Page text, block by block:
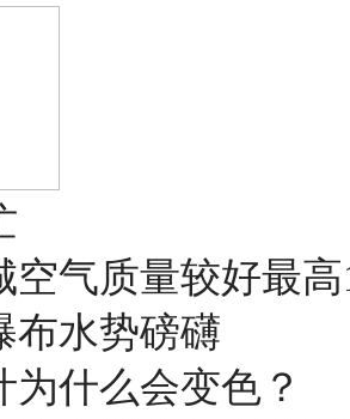
空气质量较好最
布水势磅礴
为什么会变色？